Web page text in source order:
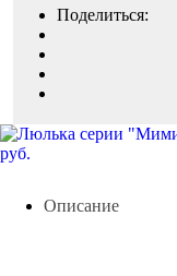
Поделиться:
Описание